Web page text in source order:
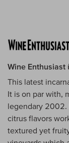
Wine Enthusiast
This latest
It is on par with,
legendary 2002.
citrus flavors
textured yet